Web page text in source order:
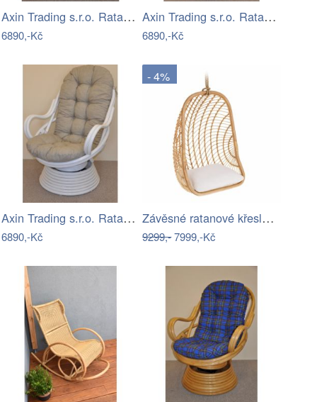
Axin Trading s.r.o. Ratanové houpací…
6890,-Kč
Axin Trading s.r.o. Ratanové houpací…
6890,-Kč
Axin Trading s.r.o. Ratanové houpací…
6890,-Kč
- 4%
Závěsné ratanové křeslo Kave Home…
9299,-7999,-Kč